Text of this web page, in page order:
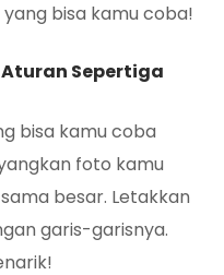
bisa kamu coba!
Sepertiga
bisa kamu coba
foto kamu
besar. Letakkan
garis-garisnya.